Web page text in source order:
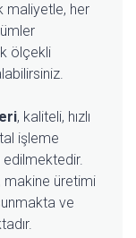
maliyetle, her
ölçekli
, kaliteli, hızlı
işleme
edilmektedir.
makine üretimi
ve